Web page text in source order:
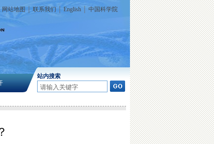
网站地图 联系我们│ English 中国科学院
站内搜索